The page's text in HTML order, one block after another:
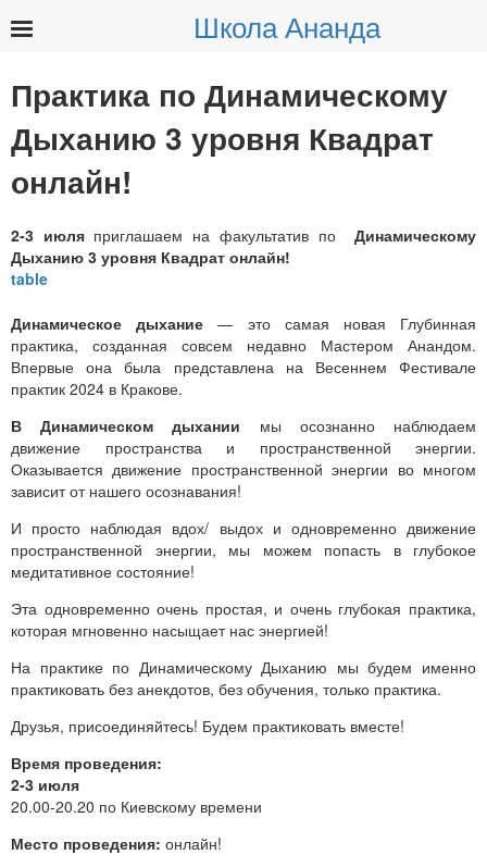
Школа Ананда
Практика по Динамическому
Дыханию 3 уровня Квадрат
онлайн!
2-3 июляприглашаем на факультатив поДинамическому
Дыханию 3 уровня Квадрат онлайн!
Динамическое дыхание — это самая новая Глубинная
практика, созданная совсем недавно Мастером Анандом.
Впервые она была представлена на Весеннем Фестивале
практик 2024 в Кракове.
В Динамическом дыхании мы осознанно наблюдаем
движение пространства и пространственной энергии.
Оказывается движение пространственной энергии во многом
зависит от нашего осознавания!
И просто наблюдая вдох/ выдох и одновременно движение
пространственной энергии, мы можем попасть в глубокое
медитативное состояние!
Эта одновременно очень простая, и очень глубокая практика,
которая мгновенно насыщает нас энергией!
На практике по Динамическому Дыханию мы будем именно
практиковать без анекдотов, без обучения, только практика.
Друзья, присоединяйтесь! Будем практиковать вместе!
Время проведения:
2-3 июля
20.00-20.20 по Киевскому времени
Место проведения: онлайн!